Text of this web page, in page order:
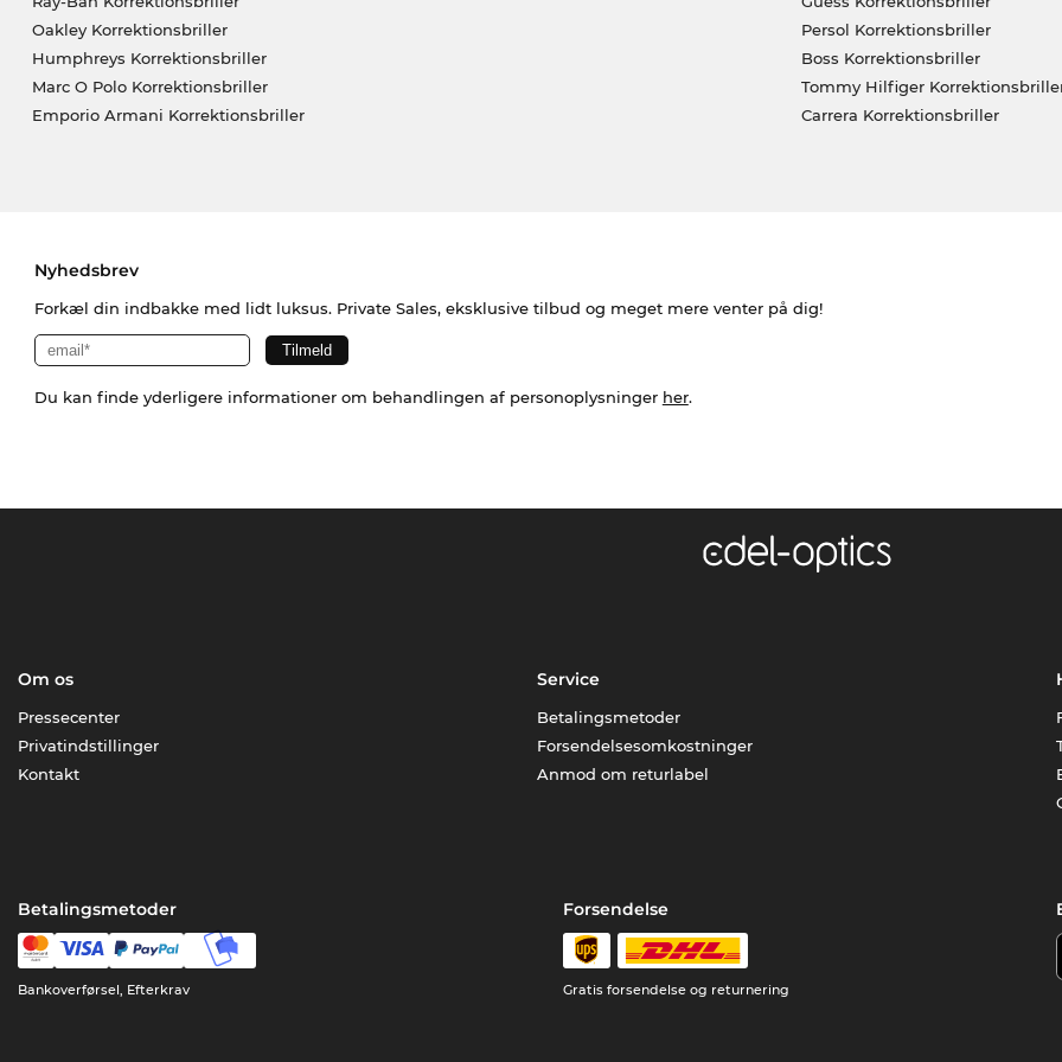
Oakley Korrektionsbriller
Humphreys Korrektionsbriller
Marc O Polo Korrektionsbriller
Emporio Armani Korrektionsbriller
Persol Korrektionsbriller
Boss Korrektionsbriller
Tommy Hilfiger
Carrera Korrektionsbriller
Nyhedsbrev
Forkæl din indbakke med lidt luksus. Private Sales, eksklusive tilbud og meget mere venter på dig!
Du kan finde yderligere informationer om behandlingen af personoplysninger her.
Om os
Pressecenter
Privatindstillinger
Kontakt
Service
Betalingsmetoder
Forsendelsesomkostninger
Anmod om returlabel
Betalingsmetoder
Bankoverførsel, Efterkrav
Forsendelse
Gratis forsendelse og returnering